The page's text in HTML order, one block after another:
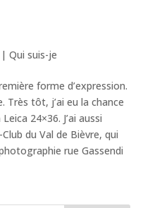
| Qui suis-je
forme d’expression.
Très tôt, j’ai eu la chance
24×36. J’ai aussi
du Val de Bièvre, qui
rue Gassendi